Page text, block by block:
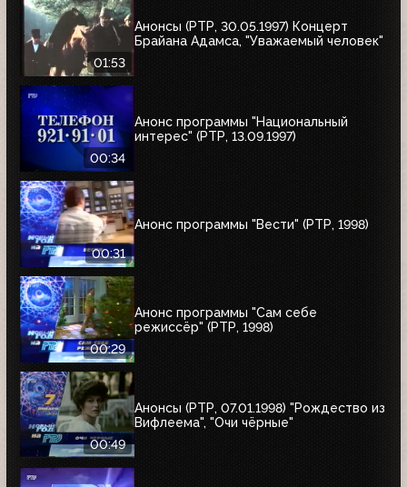
01:53
Анонсы (РТР, 30.05.1997) Концерт
Брайана Адамса, "Уважаемый человек"
00:34
Анонс программы "Национальный
интерес" (РТР, 13.09.1997)
00:31
Анонс программы "Вести" (РТР, 1998)
00:29
Анонс программы "Сам себе
режиссёр" (РТР, 1998)
00:49
Анонсы (РТР, 07.01.1998) "Рождество из
Вифлеема", "Очи чёрные"